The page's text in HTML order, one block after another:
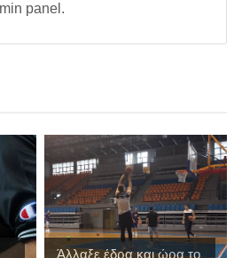
panel.
Άλλαξε έδρα και ώρα το